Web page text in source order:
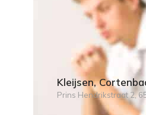
Kleijsen,
Prins Hendrikstraat 2,